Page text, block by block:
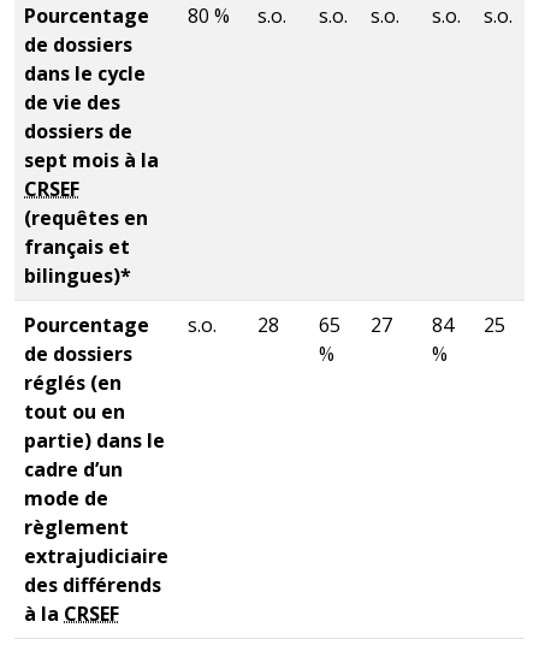
Pourcentage
de dossiers
dans le cycle
de vie des
dossiers de
sept mois à la
CRSEF
(requêtes en
français et
bilingues)*
80 % s.o. s.o. s.o. s.o. s.o.
Pourcentage
de dossiers
réglés (en
tout ou en
partie) dans le
cadre d’un
mode de
règlement
extrajudiciaire
des différends
à la CRSEF
s.o. 28
65
%
27
84
%
25